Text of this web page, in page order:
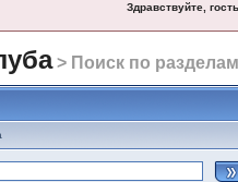
Здравствуйте, гость
> Поиск по